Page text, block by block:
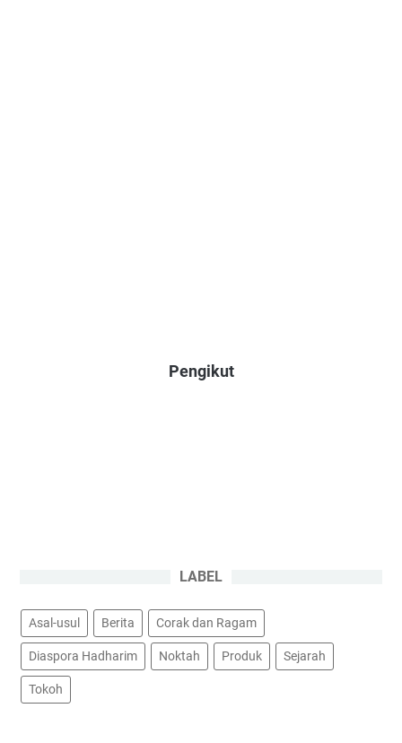
Pengikut
LABEL
Asal-usul Berita Corak dan Ragam
Diaspora Hadharim Noktah Produk Sejarah
Tokoh